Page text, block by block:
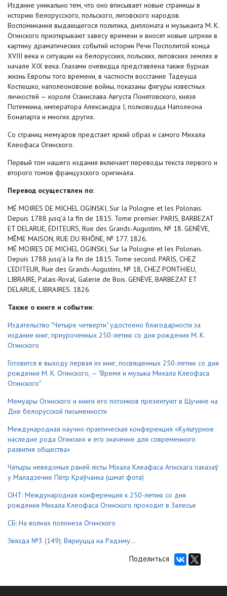
Издание уникально тем, что оно вписывает новые страницы в
историю белорусского, польского, литовского народов.
Воспоминания выдающегося политика, дипломата и музыканта М. К.
Огинского приоткрывают завесу времени и вносят новые штрихи в
картину драматических событий истории Речи Посполитой конца
XVIII века и ситуации на белорусских, польских, литовских землях в
начале XIX века. Глазами очевидца представлена также бурная
жизнь Европы того времени, в частности восстание Тадеуша
Костюшко, наполеоновские войны, показаны фигуры известных
личностей — короля Станислава Августа Понятовского, князя
Потемкина, императора Александра I, полководца Наполеона
Бонапарта и многих других.
Со страниц мемуаров предстает яркий образ и самого Михала
Клеофаса Огинского.
Первый том нашего издания включает переводы текста первого и
второго томов французского оригинала.
Перевод осуществлен по:
MÉ MOIRES DE MICHEL OGINSKI, Sur la Pologne et les Polonais.
Depuis 1788 jusq’à la fin de 1815. Tome premier. PARIS, BARBEZAT
ET DELARUE, ÉDITEURS, Rue des Grands-Augustins, № 18. GENÈVE,
MÊME MAISON, RUE DU RHÔNE, № 177. 1826.
MÉ MOIRES DE MICHEL OGINSKI, Sur la Pologne et les Polonais.
Depuis 1788 jusq’à la fin de 1815. Tome second. PARIS, CHEZ
L’EDITEUR, Rue des Grands-Augustins, № 18, CHEZ PONTHIEU,
LIBRAIRE, Palais-Roval, Galerie de Bois. GENÈVE, BARBEZAT ET
DELARUE, LIBRAIRES. 1826.
Также о книге и событии:
Издательство "Четыре четверти" удостоено благодарности за
издание книг, приуроченных 250-летию со дня рождения М. К.
Огинского
Готовится в выходу первая из книг, посвященных 250-летию со дня
рождения М. К. Огинского, — "Время и музыка Михала Клеофаса
Огинского"
Мемуары Огинского и книги его потомков презентуют в Щучине на
Дне белорусской письменности
Международная научно-практическая конференция «Культурное
наследие рода Огинских и его значение для современного
развития общества»
Чатыры невядомыя раней лісты Міхала Клеафаса Агінскага паказаў
у Маладзечне Пётр Краўчанка (шмат фота)
ОНТ: Международная конференция к 250-летию со дня
рождения Михала Клеофаса Огинского проходит в Залесье
СБ: На волнах полонеза Огинского
Звязда №3 (149): Вярнуцца на Радзiму...
Поделиться